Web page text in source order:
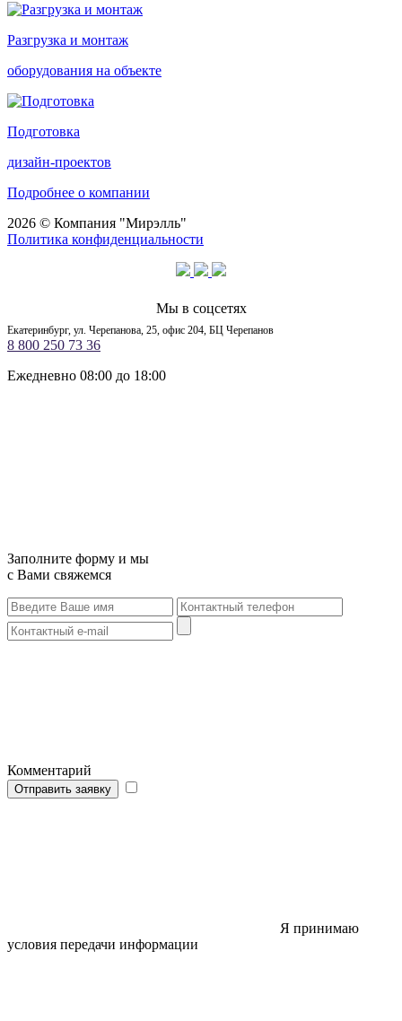
Разгрузка и монтаж
оборудования на объекте
Подготовка
дизайн-проектов
Подробнее о компании
2026 © Компания "Мирэлль"
Политика конфиденциальности
Мы в соцсетях
Екатеринбург, ул. Черепанова, 25, офис 204, БЦ Черепанов
8 800 250 73 36
Ежедневно 08:00 до 18:00
Заполните форму и мы
с Вами свяжемся
Комментарий
Отправить заявку
Я принимаю
условия передачи информации